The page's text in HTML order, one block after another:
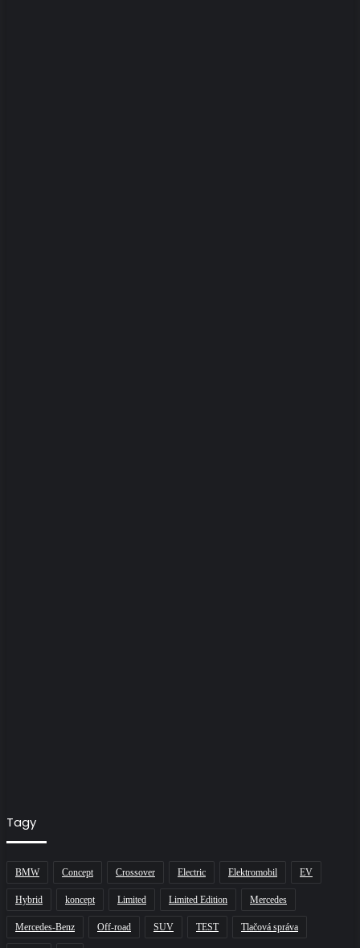
Tagy
BMW Concept Crossover Electric Elektromobil EV
Hybrid koncept Limited Limited Edition Mercedes
Mercedes-Benz Off-road SUV TEST Tlačová správa